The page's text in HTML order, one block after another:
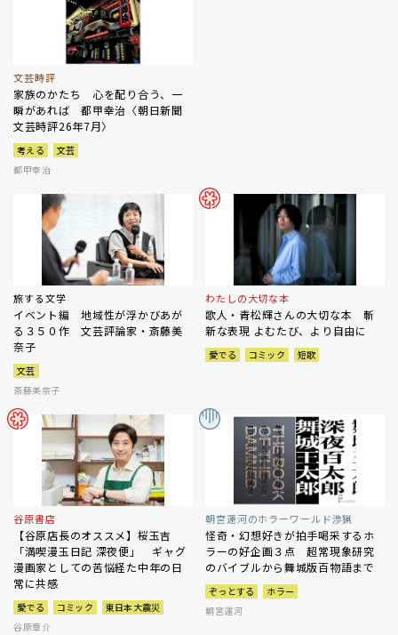
文芸時評
家族のかたち 心を配り合う、一
瞬があれば 都甲幸治〈朝日新聞
文芸時評26年7月〉
考える
文芸
都甲幸治
旅する文学
イベント編 地域性が浮かびあが
る３５０作 文芸評論家・斎藤美
奈子
文芸
斎藤美奈子
わたしの大切な本
歌人・青松輝さんの大切な本 斬
新な表現 よむたび、より自由に
愛でる コミック 短歌
谷原書店
【谷原店長のオススメ】桜玉吉
「満喫漫玉日記 深夜便」 ギャグ
漫画家としての苦悩経た中年の日
常に共感
愛でる コミック
東日本大震災
谷原章介
朝宮運河のホラーワールド渉猟
怪奇・幻想好きが拍手喝采するホ
ラーの好企画３点 超常現象研究
のバイブルから舞城版百物語まで
ぞっとする
ホラー
朝宮運河